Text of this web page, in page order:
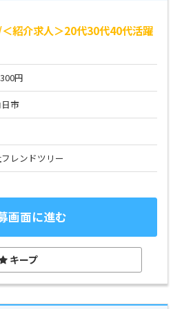
紹介求人＞20代30代40代活躍
円
市
レンドツリー
画面に進む
キープ